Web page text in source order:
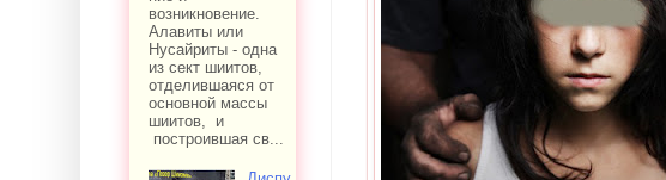
возникновение.
Алавиты или
Нусайриты - одна
из сект шиитов,
отделившаяся от
основной массы
шиитов, и
построившая св...